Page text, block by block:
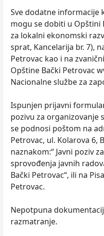
Sve dodatne informacije
mogu se dobiti u Opštini
za lokalni ekonomski
sprat, Kancelarija br. 7),
Petrovac kao i na
Opštine Bački Petrovac
Nacionalne službe za
Ispunjen prijavni
pozivu za organizovanje
se podnosi poštom na
Petrovac, ul. Kolarova 6,
naznakom:“ Javni poziv
sprovođenja javnih
Bački Petrovac“, ili na
Petrovac.
Nepotpuna
razmatranje.